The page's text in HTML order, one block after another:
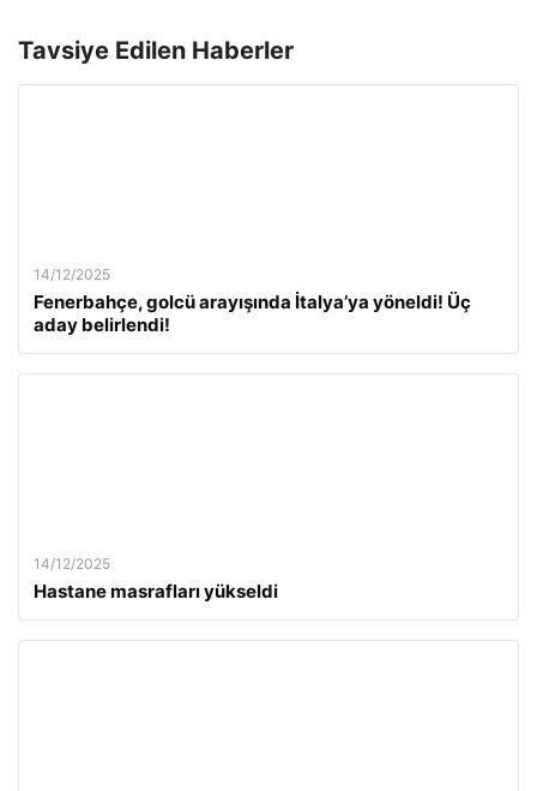
Tavsiye Edilen Haberler
14/12/2025
Fenerbahçe, golcü arayışında İtalya’ya yöneldi! Üç
aday belirlendi!
14/12/2025
Hastane masrafları yükseldi